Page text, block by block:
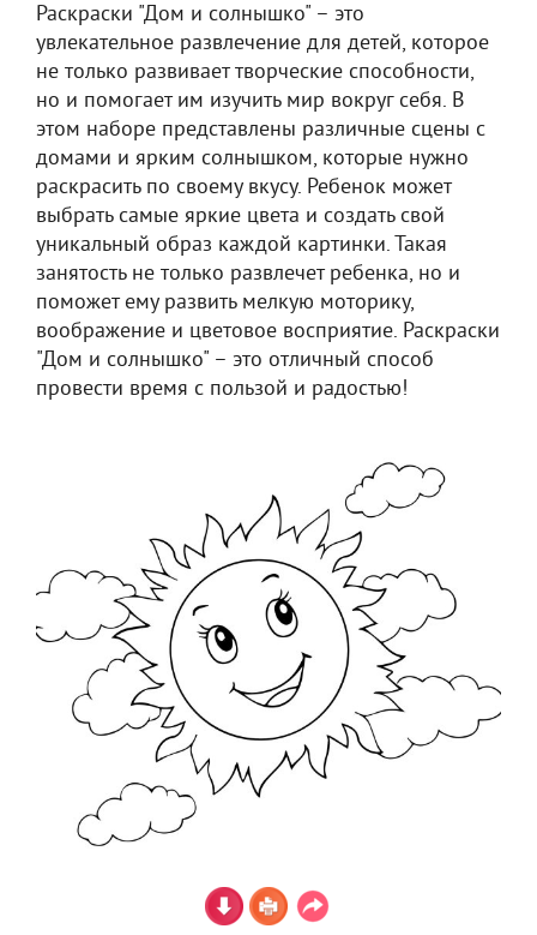
Раскраски "Дом и солнышко" – это
увлекательное развлечение для детей, которое
не только развивает творческие способности,
но и помогает им изучить мир вокруг себя. В
этом наборе представлены различные сцены с
домами и ярким солнышком, которые нужно
раскрасить по своему вкусу. Ребенок может
выбрать самые яркие цвета и создать свой
уникальный образ каждой картинки. Такая
занятость не только развлечет ребенка, но и
поможет ему развить мелкую моторику,
воображение и цветовое восприятие. Раскраски
"Дом и солнышко" – это отличный способ
провести время с пользой и радостью!